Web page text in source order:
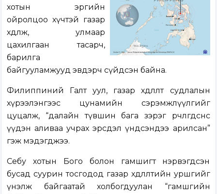
хотын эргийн
ойролцоо хүчтэй газар
хөдөлж, улмаар
цахилгаан тасарч,
барилга
байгууламжууд эвдэрч сүйдсэн байна.
Филиппиний Галт уул, газар хөдлөлт судлалын
хүрээлэнгээс цунамийн сэрэмжлүүлгийг
цуцалж, “далайн түвшин бага зэрэг өөрчлөгдсөнөөс
үүдэн аливаа учрах эрсдэл үндсэндээ арилсан”
гэж мэдэгджээ.
Себу хотын Бого болон гамшигт нэрвэгдсэн
бусад суурин тосгодод газар хөдлөлтийн уршгийг
үнэлж байгаатай холбогдуулан “гамшгийн